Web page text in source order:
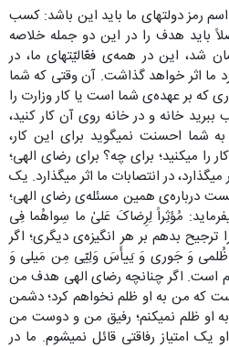
رمز دولتهای ما باید این باشد: کسب
باید هدف را در این دو جمله خلاصه
شد، این در همه‌ی فعّالیّتهای ما، در
ما اثر خواهد گذاشت. آن وقتی که شما
که بر عهده‌ی شما است یا کار وزارت را
خانه و در خانه روی آن کار کنید،
احسنت نمیگوید برای این کار،
را میکنید؛ برای چه؟ برای رضای الهی؛
در انتصابات ما اثر میگذارد. یک
درباره‌ی همین مسئله‌ی رضای الهی؛
مُؤثِراً لِرِضاکَ عَلىٰ ما سِواهُما فِی
ترجیح بدهم بر هر انگیزه‌ی دیگری؛ اگر
وَ جَوری وَ یَیأَسَ وَلِیّی مِن مَیلی وَ
است. اگر چنانچه رضای الهی هدف من
من به او ظلم نخواهم کرد؛ دشمن
او ظلم نمیکنم؛ رفیق من و دوست من
امتیاز رفاقتی قائل نمیشوم. ما در